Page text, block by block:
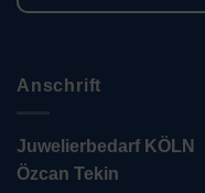
Anschrift
Juwelierbedarf KÖLN
Özcan Tekin